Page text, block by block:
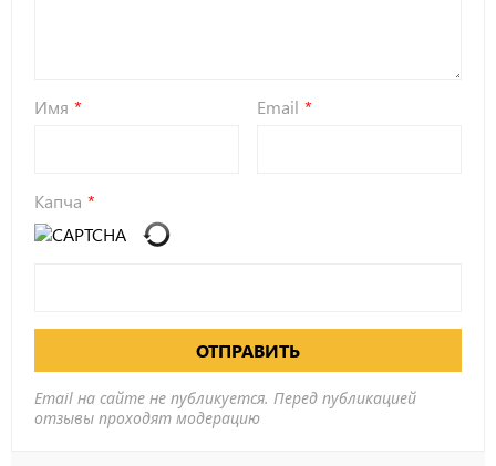
Имя Email
Капча
ОТПРАВИТЬ
Email на сайте не публикуется. Перед публикацией
отзывы проходят модерацию